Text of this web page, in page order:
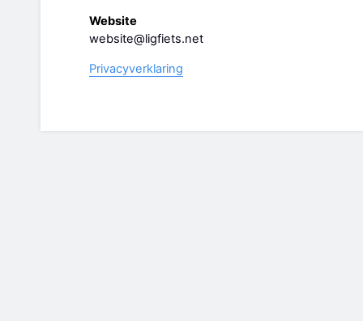
Website
website@ligfiets.net
Privacyverklaring